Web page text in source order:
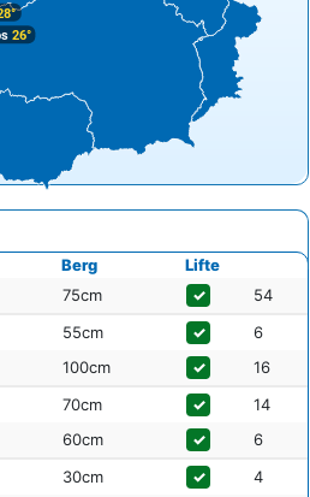
26°
Berg
Lifte
75cm ✓
54
55cm ✓
6
100cm ✓
16
70cm ✓
14
60cm ✓
6
30cm ✓
4